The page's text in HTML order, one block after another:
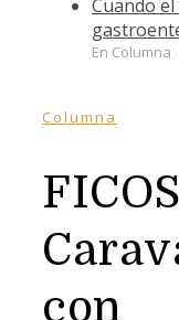
Cuando el
En Columna
Columna
con